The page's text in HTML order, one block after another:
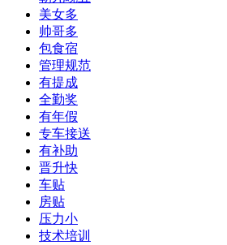
美女多
帅哥多
包食宿
管理规范
有提成
全勤奖
有年假
专车接送
有补助
晋升快
车贴
房贴
压力小
技术培训